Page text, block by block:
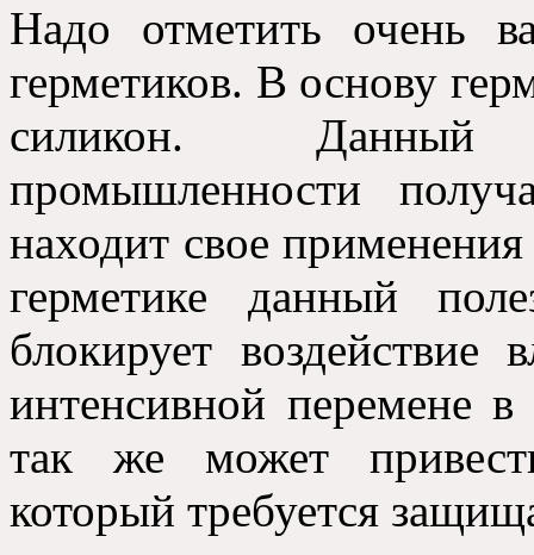
Надо отметить очень
герметиков. В основу
силикон. Данный
промышленности
находит свое
герметике данный
блокирует
интенсивной перемене в
так же может
который требуется